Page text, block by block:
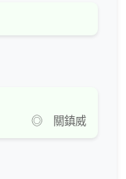
◎ 關鎮威